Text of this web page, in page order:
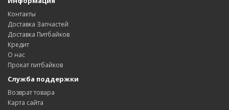
Контакты
Доставка Запчастей
Доставка Питбайков
Кредит
О нас
Прокат питбайков
Служба поддержки
Возврат товара
Карта сайта